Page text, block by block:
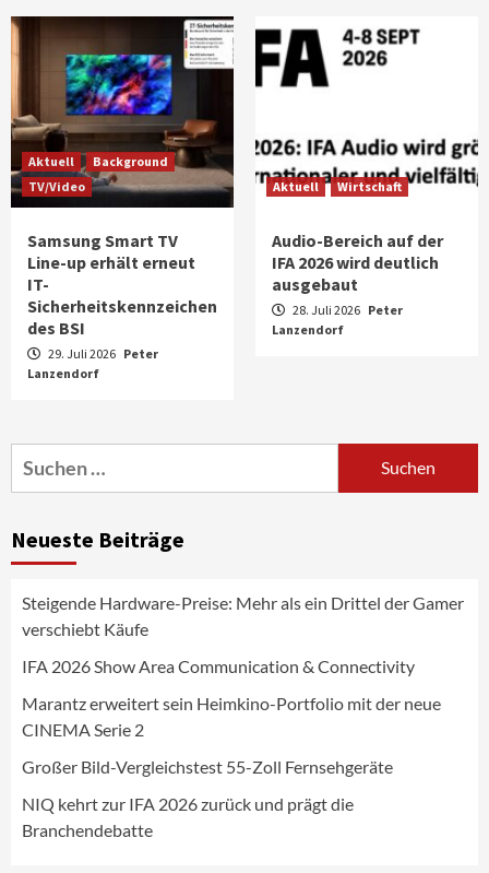
Aktuell
Background
TV/Video
Samsung Smart TV
Line-up erhält erneut
IT-
Sicherheitskennzeichen
des BSI
29. Juli 2026 Peter
Lanzendorf
Aktuell Wirtschaft
Audio-Bereich auf der
IFA 2026 wird deutlich
ausgebaut
28. Juli 2026 Peter
Lanzendorf
Suchen
nach:
Neueste Beiträge
Steigende Hardware-Preise: Mehr als ein Drittel der Gamer
verschiebt Käufe
IFA 2026 Show Area Communication & Connectivity
Marantz erweitert sein Heimkino-Portfolio mit der neue
CINEMA Serie 2
Großer Bild-Vergleichstest 55-Zoll Fernsehgeräte
NIQ kehrt zur IFA 2026 zurück und prägt die
Branchendebatte
4
News aus dem Internet
Fernsehgeräte
5
NIQ kehrt zur IFA 2026 zurück und prägt
die Branchendebatte
6
Aktuell
CHERRY baut Vertriebsteam in